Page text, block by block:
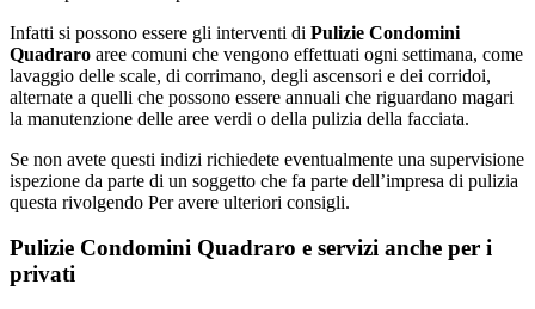
Infatti si possono essere gli interventi di Pulizie Condomini
Quadraro aree comuni che vengono effettuati ogni settimana, come
lavaggio delle scale, di corrimano, degli ascensori e dei corridoi,
alternate a quelli che possono essere annuali che riguardano magari
la manutenzione delle aree verdi o della pulizia della facciata.
Se non avete questi indizi richiedete eventualmente una supervisione
ispezione da parte di un soggetto che fa parte dell’impresa di pulizia
questa rivolgendo Per avere ulteriori consigli.
Pulizie Condomini Quadraro e servizi anche per i
privati